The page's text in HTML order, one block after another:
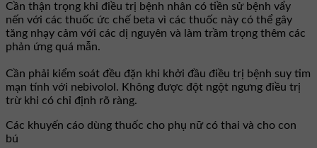
Cần thận trọng khi điều trị bệnh nhân có tiền sử bệnh vẩy
nến với các thuốc ức chế beta vì các thuốc này có thể gây
tăng nhạy cảm với các dị nguyên và làm trầm trọng thêm các
phản ứng quá mẫn.
Cần phải kiểm soát đều đặn khi khởi đầu điều trị bệnh suy tim
mạn tính với nebivolol. Không được đột ngột ngưng điều trị
trừ khi có chỉ định rõ ràng.
Các khuyến cáo dùng thuốc cho phụ nữ có thai và cho con
bú